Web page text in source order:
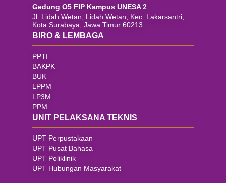
Gedung O5 FIP Kampus UNESA 2
Jl. Lidah Wetan, Lidah Wetan, Kec. Lakarsantri,
Kota Surabaya, Jawa Timur 60213
BIRO & LEMBAGA
PPTI
BAKPK
BUK
LPPM
LP3M
PPM
UNIT PELAKSANA TEKNIS
UPT Perpustakaan
UPT Pusat Bahasa
UPT Poliklinik
UPT Hubungan Masyarakat